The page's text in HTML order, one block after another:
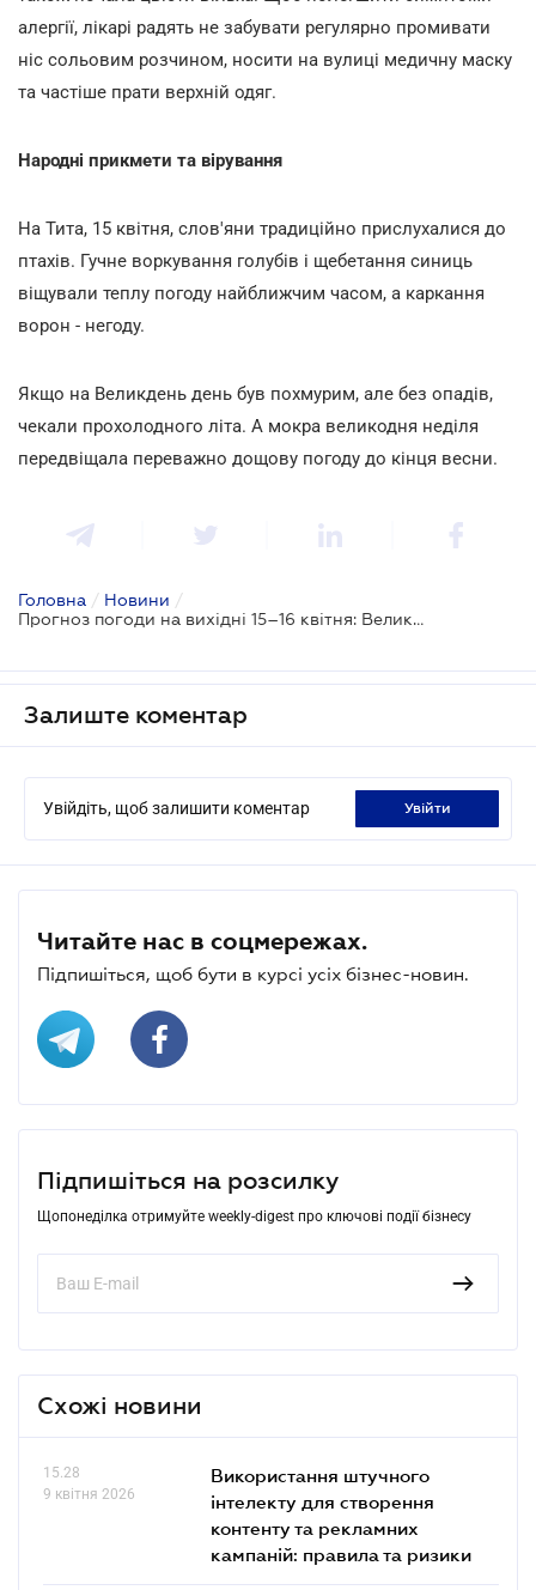
алергії, лікарі радять не забувати регулярно промивати
ніс сольовим розчином, носити на вулиці медичну маску
та частіше прати верхній одяг.
Народні прикмети та вірування
На Тита, 15 квітня, слов'яни традиційно прислухалися до
птахів. Гучне воркування голубів і щебетання синиць
віщували теплу погоду найближчим часом, а каркання
ворон - негоду.
Якщо на Великдень день був похмурим, але без опадів,
чекали прохолодного літа. А мокра великодня неділя
передвіщала переважно дощову погоду до кінця весни.
Головна / Новини /
Прогноз погоди на вихідні 15–16 квітня: Великдень із дощами та грозами
Залиште коментар
Увійдіть, щоб залишити коментар увійти
Читайте нас в соцмережах.
Підпишіться, щоб бути в курсі усіх бізнес-новин.
Підпишіться на розсилку
Щопонеділка отримуйте weekly-digest про ключові події бізнесу
Схожі новини
15.28
9 квітня 2026
Використання штучного
інтелекту для створення
контенту та рекламних
кампаній: правила та ризики